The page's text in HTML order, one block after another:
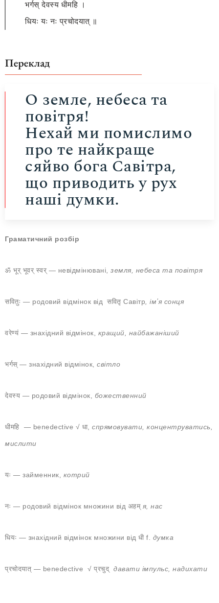
भर्गस् देवस्य धीमहि ।
धियः यः नः प्रचोदयात् ॥
Переклад
О земле, небеса та
повітря!
Нехай ми помислимо
про те найкраще
сяйво бога Савітра,
що приводить у рух
наші думки.
Граматичний розбір
ॐ भूर् भूवर् स्वर् — невідмінювані, земля, небеса та повітря
सवितुः — родовий відмінок від सवितृ Савітр , імʼя сонця
वरेण्यं — знахідний відмінок, кращий, найбажаніший
भर्गस् — знахідний відмінок, світло
देवस्य — родовий відмінок, божественний
धीमहि — benedective √ धा, спрямовувати, концентруватись,
мислити
यः — займенник, котрий
नः — родовий відмінок множини від अहम्я, нас
धियः — знахідний відмінок множини від धी f. думка
प्रचोदयात् — benedective √ प्रचुद् давати імпульс, надихати